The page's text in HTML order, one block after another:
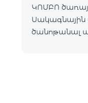
ԿՈՄԲՈ
Սակագնային
ծանոթանալ